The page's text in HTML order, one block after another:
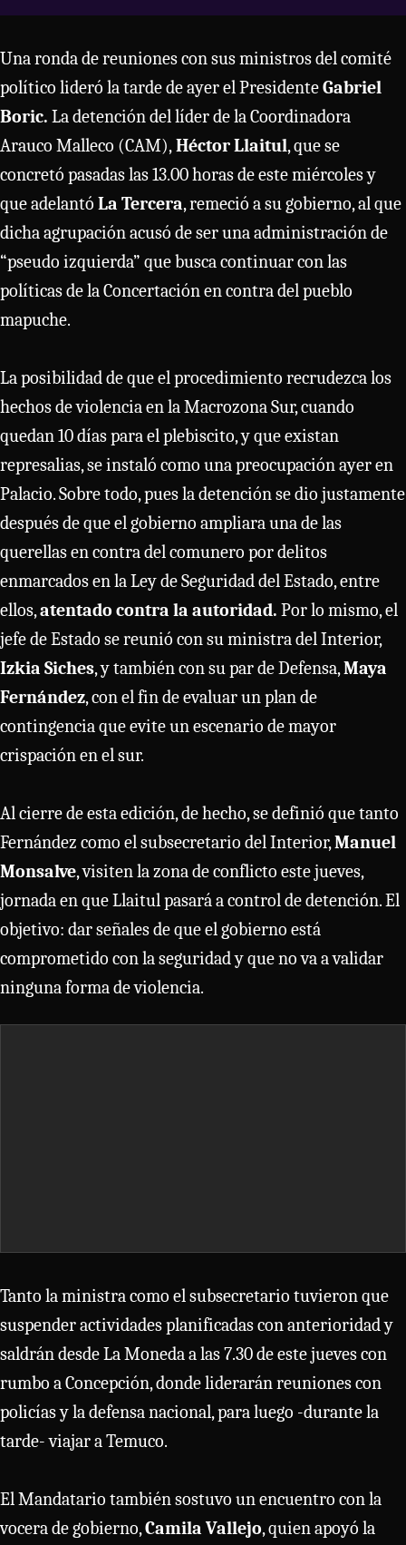
Una ronda de reuniones con sus ministros del comité
político lideró la tarde de ayer el PresidenteGabriel
Boric. La detención del líder de la Coordinadora
Arauco Malleco (CAM),Héctor Llaitul, que se
concretó pasadas las 13.00 horas de este miércoles y
que adelantó La Tercera, remeció a su gobierno, al que
dicha agrupación acusó de ser una administración de
“pseudo izquierda” que busca continuar con las
políticas de la Concertación en contra del pueblo
mapuche.
La posibilidad de que el procedimiento recrudezca los
hechos de violencia en la Macrozona Sur, cuando
quedan 10 días para el plebiscito, y que existan
represalias, se instaló como una preocupación ayer en
Palacio. Sobre todo, pues la detención se dio justamente
después de que el gobierno ampliara una de las
querellas en contra del comunero por delitos
enmarcados en la Ley de Seguridad del Estado, entre
ellos,atentado contra la autoridad. Por lo mismo, el
jefe de Estado se reunió con su ministra del Interior,
Izkia Siches, y también con su par de Defensa,Maya
Fernández, con el fin de evaluar un plan de
contingencia que evite un escenario de mayor
crispación en el sur.
Al cierre de esta edición, de hecho, se definió que tanto
Fernández como el subsecretario del Interior,Manuel
Monsalve, visiten la zona de conflicto este jueves,
jornada en que Llaitul pasará a control de detención. El
objetivo: dar señales de que el gobierno está
comprometido con la seguridad y que no va a validar
ninguna forma de violencia.
Tanto la ministra como el subsecretario tuvieron que
suspender actividades planificadas con anterioridad y
saldrán desde La Moneda a las 7.30 de este jueves con
rumbo a Concepción, donde liderarán reuniones con
policías y la defensa nacional, para luego -durante la
tarde- viajar a Temuco.
El Mandatario también sostuvo un encuentro con la
vocera de gobierno,Camila Vallejo, quien apoyó la